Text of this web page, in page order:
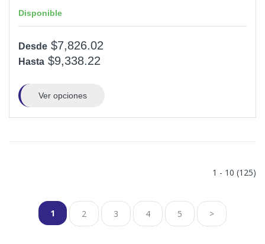
Disponible
Desde $7,826.02
Hasta $9,338.22
Ver opciones
1 - 10 (125)
1 2 3 4 5 >